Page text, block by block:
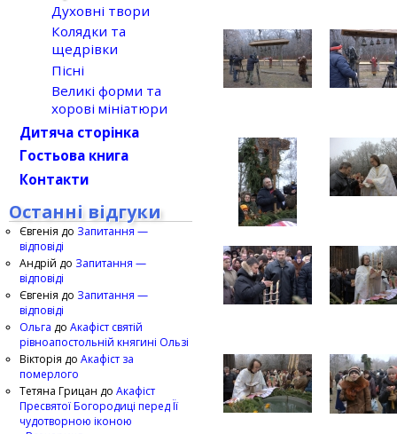
Духовні твори
Колядки та
щедрівки
Пісні
Великі форми та
хорові мініатюри
Дитяча сторінка
Гостьова книга
Контакти
Останні відгуки
Євгенія до Запитання —
відповіді
Андрій до Запитання —
відповіді
Євгенія до Запитання —
відповіді
Ольга до Акафіст святій
рівноапостольній княгині Ользі
Вікторія до Акафіст за
померлого
Тетяна Грицан до Акафіст
Пресвятої Богородиці перед Її
чудотворною іконою